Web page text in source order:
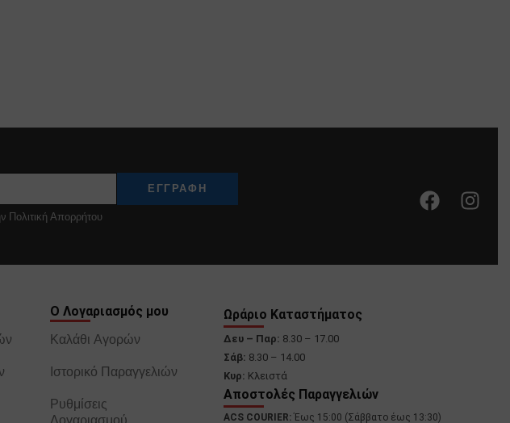
Πολιτική Απορρήτου
Ο Λογαριασμός μου
Καλάθι Αγορών
Ιστορικό Παραγγελιών
Ρυθμίσεις
Ωράριο Καταστήματος
Δευ – Παρ: 8.30 – 17.00
Σάβ: 8.30 – 14.00
Κυρ: Κλειστά
Αποστολές Παραγγελιών
ACS COURIER: Έως 15:00 (Σάββατο έως 13:30)